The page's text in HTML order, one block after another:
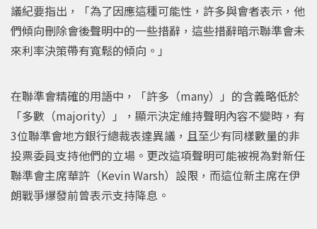
議紀要指出，「為了因應這種可能性，許多與會者表示，他
們傾向刪除會後聲明中的一些措辭，這些措辭暗示聯準會未
來利率決策帶有寬鬆的傾向。」
在聯準會精確的用語中，「許多（many）」的含義略低於
「多數（majority）」，顯示決定維持聲明內容不變時，有
3位聯準會地方銀行總裁表達異議，且至少有同樣數量的非
投票委員支持他們的立場。更改這項聲明可能被視為對新任
聯準會主席華許（Kevin Warsh）設限，而這位新主席在伊
朗戰爭爆發前曾表示支持降息。